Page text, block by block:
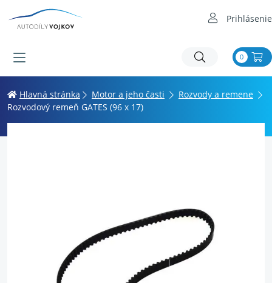
Prihlásenie
0
Hlavná stránka Motor a jeho časti
Rozvody a remene
Rozvodový remeň GATES (96 x 17)